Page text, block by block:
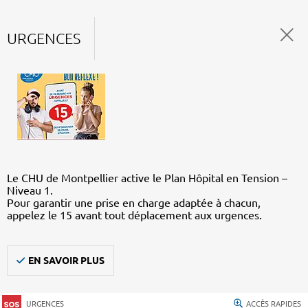
URGENCES
Le CHU de Montpellier active le Plan Hôpital en Tension –
Niveau 1.
Pour garantir une prise en charge adaptée à chacun,
appelez le 15 avant tout déplacement aux urgences.
EN SAVOIR PLUS
URGENCES ACCÈS RAPIDES